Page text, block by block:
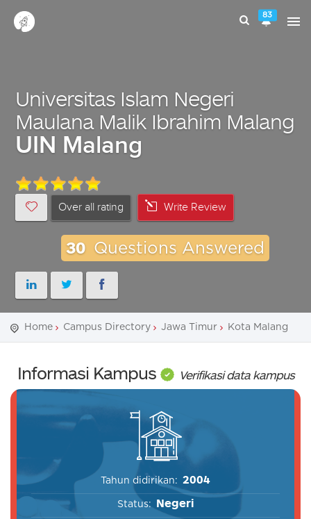
83
Universitas Islam Negeri
Maulana Malik Ibrahim Malang
UIN Malang
Over all rating Write Review
30 Questions Answered
Home Campus Directory Jawa Timur Kota Malang
Informasi Kampus Verifikasi data kampus
Tahun didirikan: 2004
Status: Negeri